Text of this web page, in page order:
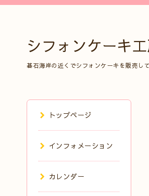
シフォンケーキ
碁石海岸の近くでシフォンケーキを販売し
トップページ
インフォメーション
カレンダー